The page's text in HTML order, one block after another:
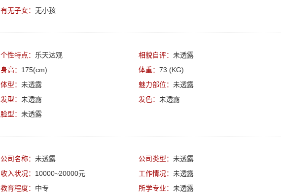
有无子女： 无小孩
个性特点： 乐天达观 相貌自评： 未透露
身高： 175(cm) 体重： 73 (KG)
体型： 未透露 魅力部位： 未透露
发型： 未透露 发色： 未透露
脸型： 未透露
公司名称： 未透露 公司类型： 未透露
收入状况： 10000~20000元 工作情况： 未透露
教育程度： 中专 所学专业： 未透露